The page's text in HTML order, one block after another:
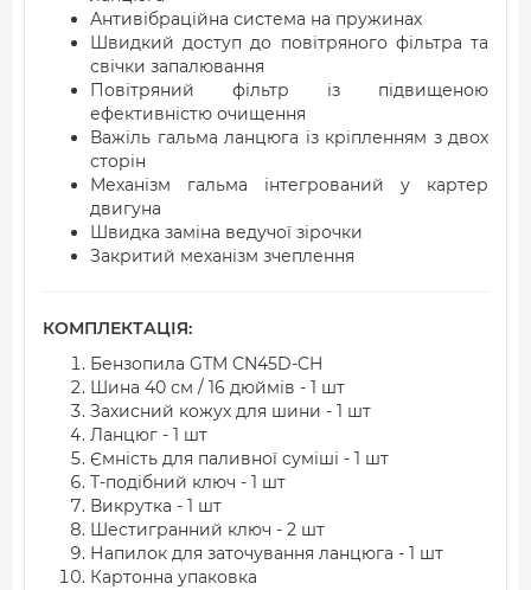
Антивібраційна система на пружинах
Швидкий доступ до повітряного фільтра та
свічки запалювання
Повітряний фільтр із підвищеною
ефективністю очищення
Важіль гальма ланцюга із кріпленням з двох
сторін
Механізм гальма інтегрований у картер
двигуна
Швидка заміна ведучої зірочки
Закритий механізм зчеплення
КОМПЛЕКТАЦІЯ:
Бензопила GTM CN45D-CH
Шина 40 см / 16 дюймів - 1 шт
Захисний кожух для шини - 1 шт
Ланцюг - 1 шт
Ємність для паливної суміші - 1 шт
Т-подібний ключ - 1 шт
Викрутка - 1 шт
Шестигранний ключ - 2 шт
Напилок для заточування ланцюга - 1 шт
Картонна упаковка